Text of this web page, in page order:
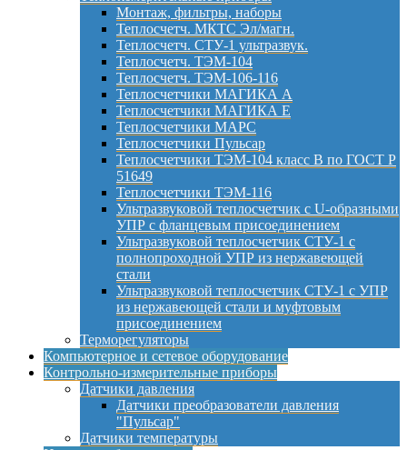
Монтаж, фильтры, наборы
Теплосчетч. МКТС Эл/магн.
Теплосчетч. СТУ-1 ультразвук.
Теплосчетч. ТЭМ-104
Теплосчетч. ТЭМ-106-116
Теплосчетчики МАГИКА А
Теплосчетчики МАГИКА Е
Теплосчетчики МАРС
Теплосчетчики Пульсар
Теплосчетчики ТЭМ-104 класс B по ГОСТ Р
51649
Теплосчетчики ТЭМ-116
Ультразвуковой теплосчетчик с U-образными
УПР с фланцевым присоединением
Ультразвуковой теплосчетчик СТУ-1 с
полнопроходной УПР из нержавеющей
стали
Ультразвуковой теплосчетчик СТУ-1 с УПР
из нержавеющей стали и муфтовым
присоединением
Терморегуляторы
Компьютерное и сетевое оборудование
Контрольно-измерительные приборы
Датчики давления
Датчики преобразователи давления
"Пульсар"
Датчики температуры